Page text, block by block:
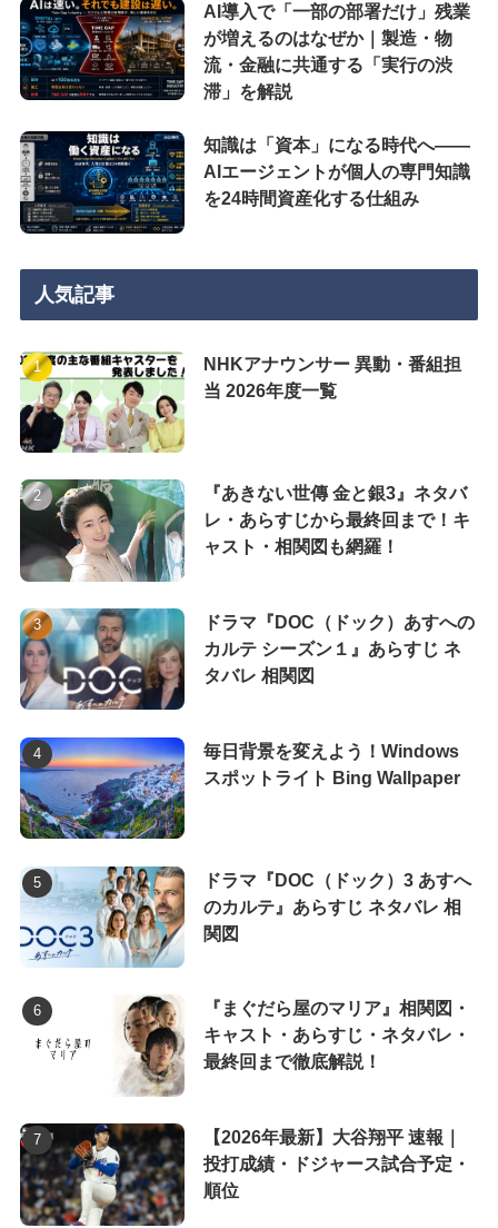
AI導入で「一部の部署だけ」残業
が増えるのはなぜか｜製造・物
流・金融に共通する「実行の渋
滞」を解説
知識は「資本」になる時代へ——
AIエージェントが個人の専門知識
を24時間資産化する仕組み
人気記事
NHKアナウンサー 異動・番組担
当 2026年度一覧
『あきない世傳 金と銀3』ネタバ
レ・あらすじから最終回まで！キ
ャスト・相関図も網羅！
ドラマ『DOC（ドック）あすへの
カルテ シーズン１』あらすじ ネ
タバレ 相関図
毎日背景を変えよう！Windows
スポットライト Bing Wallpaper
ドラマ『DOC（ドック）3 あすへ
のカルテ』あらすじ ネタバレ 相
関図
『まぐだら屋のマリア』相関図・
キャスト・あらすじ・ネタバレ・
最終回まで徹底解説！
【2026年最新】大谷翔平 速報｜
投打成績・ドジャース試合予定・
順位